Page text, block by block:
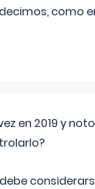
como
en 2019 y